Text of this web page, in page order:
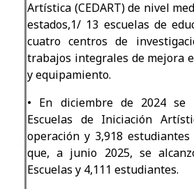
Artística (CEDART) de nivel
estados,1/ 13 escuelas de
cuatro centros de
trabajos integrales de mejora
y equipamiento.
• En diciembre de 2024 se
Escuelas de Iniciación
operación y 3,918
que, a junio 2025, se
Escuelas y 4,111 estudiantes.